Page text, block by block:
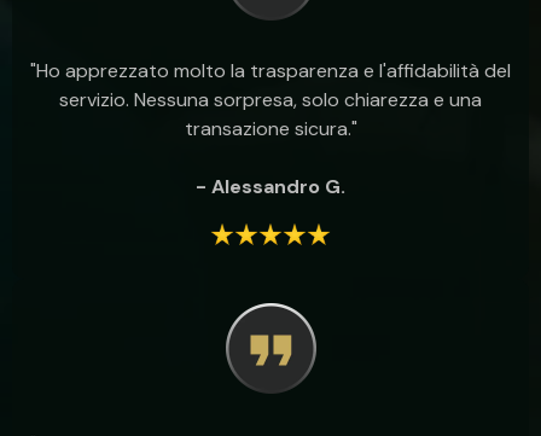
"Ho apprezzato molto la trasparenza e l'affidabilità del
servizio. Nessuna sorpresa, solo chiarezza e una
transazione sicura."
- Alessandro G.